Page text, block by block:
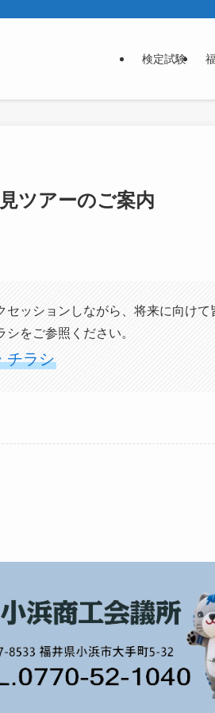
検定試験
ツアーのご案内
ッションしながら、将来に向け
をご参照ください。
チラシ